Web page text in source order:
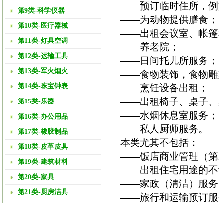
第9类-科学仪器
第10类-医疗器械
第11类-灯具空调
第12类-运输工具
第13类-军火烟火
第14类-珠宝钟表
第15类-乐器
第16类-办公用品
第17类-橡胶制品
第18类-皮革皮具
第19类-建筑材料
第20类-家具
第21类-厨房洁具
——预订临时住所，例
——为动物提供膳食；
——出租会议室、帐篷
——养老院；
——日间托儿所服务；
——食物装饰，食物雕
——烹饪设备出租；
——出租椅子、桌子、
——水烟休息室服务；
——私人厨师服务。
本类尤其不包括：
——饭店商业管理（第
——出租住宅用途的不
——家政（清洁）服务
——旅行和运输预订服